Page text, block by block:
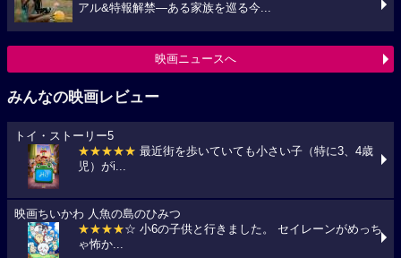
アル&特報解禁―ある家族を巡る今...
映画ニュースへ
みんなの映画レビュー
トイ・ストーリー5
★★★★★ 最近街を歩いていても小さい子（特に3、4歳
児）がi...
映画ちいかわ 人魚の島のひみつ
★★★★☆ 小6の子供と行きました。 セイレーンがめっち
ゃ怖か...